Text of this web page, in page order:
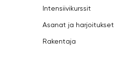
Intensiivikurssit
Asanat ja harjoitukset
Rakentaja